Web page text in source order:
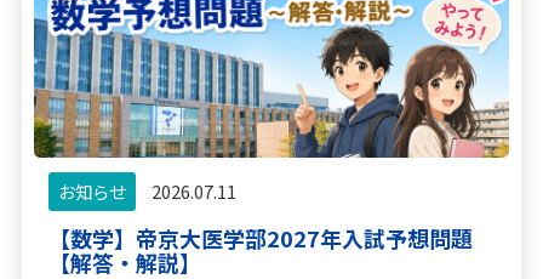
お知らせ 2026.07.11
【数学】帝京大医学部2027年入試予想問題
【解答・解説】